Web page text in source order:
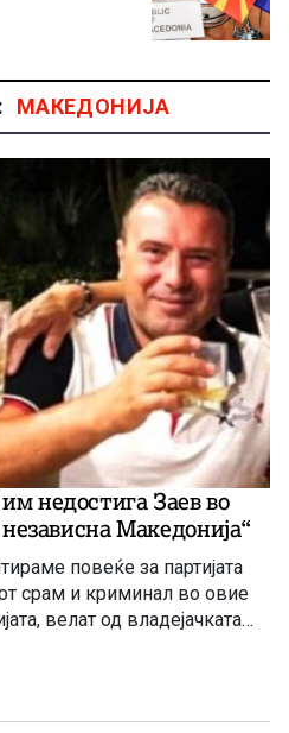
МАКЕДОНИЈА
недостига Заев во
Македонија“
повеќе за партијата
срам и криминал во овие
велат од владејачката